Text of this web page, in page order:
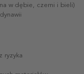
w dębie, czerni i bieli)
ryzyka